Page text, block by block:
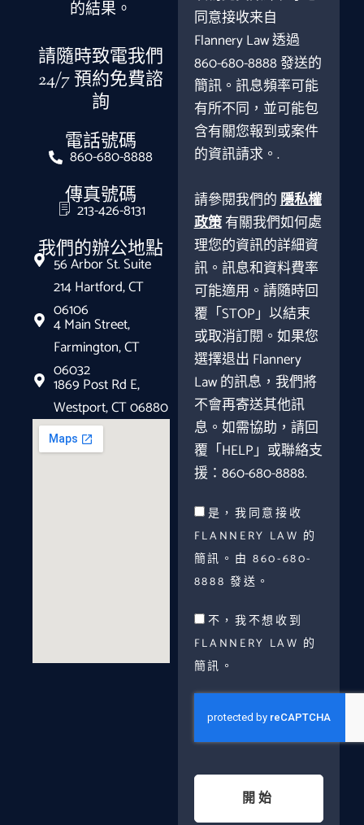
的結果。
請隨時致電我們
24/7 預約免費諮
詢
電話號碼
860-680-8888
傳真號碼
213-426-8131
我們的辦公地點
56 Arbor St. Suite
214 Hartford, CT
06106
4 Main Street,
Farmington, CT
06032
1869 Post Rd E,
Westport, CT 06880
同意接收来自
Flannery Law 透過
860-680-8888 發送的
簡訊。訊息頻率可能
有所不同，並可能包
含有關您報到或案件
的資訊請求。.
請參閱我們的隱私權
政策有關我們如何處
理您的資訊的詳細資
訊。訊息和資料費率
可能適用。請隨時回
覆「STOP」以結束
或取消訂閱。如果您
選擇退出 Flannery
Law 的訊息，我們將
不會再寄送其他訊
息。如需協助，請回
覆「HELP」或聯絡支
援：860-680-8888.
是，我同意接收
FLANNERY LAW 的
簡訊。由 860-680-
8888 發送。
不，我不想收到
FLANNERY LAW 的
簡訊。
開始